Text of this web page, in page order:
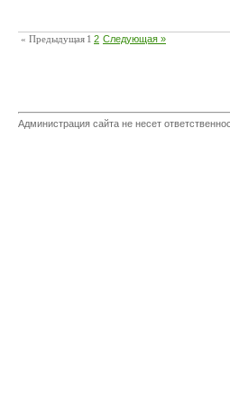
« Предыдущая 1 2 Следующая »
Администрация сайта не несет